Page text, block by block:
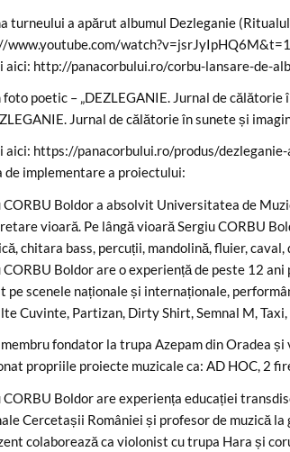
turneului a apărut albumul Dezleganie
www.youtube.com/
aici: http://panacorbului.ro/corbu-lansare-de-
foto poetic – „DEZLEGANIE. Jurnal de
Jurnal de călătorie în sunete și
aici: https://panacorbului.ro/produs/
de implementare a proiectului:
CORBU Boldor a absolvit Universitatea de
vioară. Pe lângă vioară Sergiu CORBU
chitara bass, percuții, mandolină, fluier, caval,
CORBU Boldor are o experiență de peste 12
pe scenele naționale și internaționale,
Cuvinte, Partizan, Dirty Shirt, Semnal M,
fondator la trupa Azepam din Oradea
propriile proiecte muzicale ca: AD HOC, 2
CORBU Boldor are experiența educației
Cercetașii României și profesor de muzică
colaborează ca violonist cu trupa Hara și